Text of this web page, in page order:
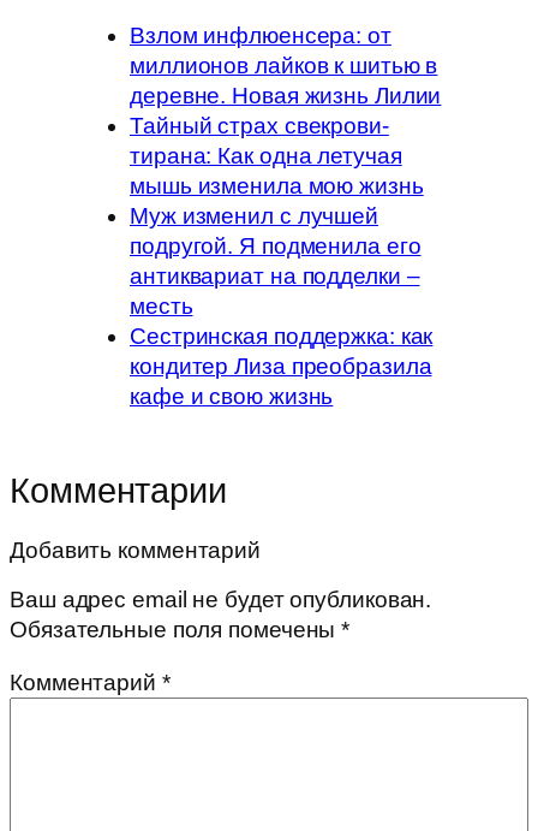
Взлом инфлюенсера: от
миллионов лайков к шитью в
деревне. Новая жизнь Лилии
Тайный страх свекрови-
тирана: Как одна летучая
мышь изменила мою жизнь
Муж изменил с лучшей
подругой. Я подменила его
антиквариат на подделки –
месть
Сестринская поддержка: как
кондитер Лиза преобразила
кафе и свою жизнь
Комментарии
Добавить комментарий
Ваш адрес email не будет опубликован.
Обязательные поля помечены*
Комментарий *